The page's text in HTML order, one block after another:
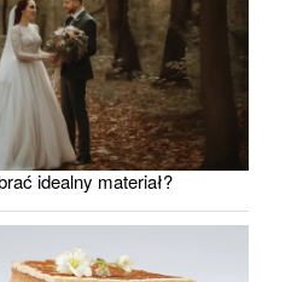
idealny materiał?